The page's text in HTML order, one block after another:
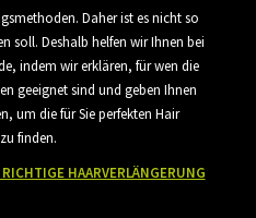
Daher ist es nicht so
soll. Deshalb helfen wir Ihnen bei
indem wir erklären, für wen die
geeignet sind und geben Ihnen
um die für Sie perfekten Hair
finden.
HAARVERLÄNGERUNG